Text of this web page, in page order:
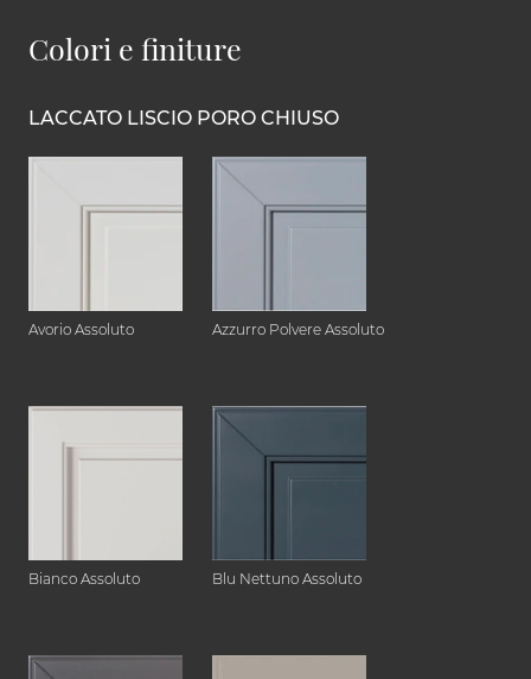
Colori e finiture
LACCATO LISCIO PORO CHIUSO
Avorio Assoluto Azzurro Polvere Assoluto
Bianco Assoluto Blu Nettuno Assoluto